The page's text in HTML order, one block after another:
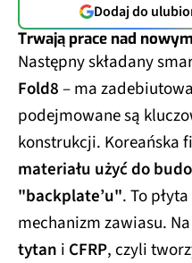
Dodaj do
Trwają prace nad
Następny składany
Fold8– ma
podejmowane są
konstrukcji. Koreańska
materiału użyć do
"backplate’u". To
mechanizm zawiasu.
tytan i CFRP, czyli